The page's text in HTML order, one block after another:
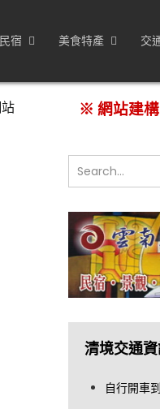
宿 美食特產 交
※ 網站建
搜
尋...
清境交通
自行開車